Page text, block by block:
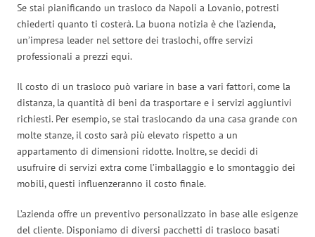
Se stai pianificando un trasloco da Napoli a Lovanio, potresti
chiederti quanto ti costerà. La buona notizia è che l’azienda,
un’impresa leader nel settore dei traslochi, offre servizi
professionali a prezzi equi.
Il costo di un trasloco può variare in base a vari fattori, come la
distanza, la quantità di beni da trasportare e i servizi aggiuntivi
richiesti. Per esempio, se stai traslocando da una casa grande con
molte stanze, il costo sarà più elevato rispetto a un
appartamento di dimensioni ridotte. Inoltre, se decidi di
usufruire di servizi extra come l’imballaggio e lo smontaggio dei
mobili, questi influenzeranno il costo finale.
L’azienda offre un preventivo personalizzato in base alle esigenze
del cliente. Disponiamo di diversi pacchetti di trasloco basati